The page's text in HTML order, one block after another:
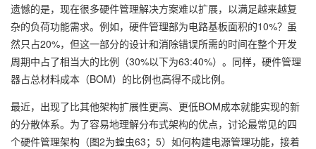
遗憾的是，现在很多硬件管理解决方案难以扩展，以满足越来越复
杂的负荷功能需求。例如，硬件管理部为电路基板面积的10%？虽
然只占20%，但这一部分的设计和消除错误所需的时间在整个开发
周期中占了相当大的比例（30%以下为63:40%）。同样，硬件管理
器占总材料成本（BOM）的比例也高得不成比例。
最近，出现了比其他架构扩展性更高、更低BOM成本就能实现的新
的分散体系。为了容易地理解分布式架构的优点，讨论最常见的四
个硬件管理架构（图2为蝗虫63；5）如何构建电源管理功能，接着